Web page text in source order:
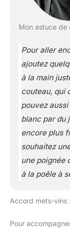
Mon astuce de
Pour aller
ajoutez
à la main
couteau, qui
pouvez
blanc par du
encore plus
souhaitez
une poignée
à la poêle à
Accord mets-vins
Pour